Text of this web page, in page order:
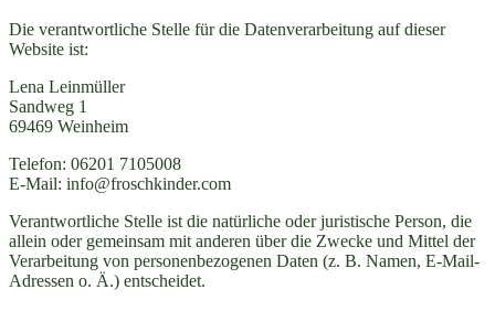
Die verantwortliche Stelle für die Datenverarbeitung auf dieser
Website ist:
Lena Leinmüller
Sandweg 1
69469 Weinheim
Telefon: 06201 7105008
E-Mail: info@froschkinder.com
Verantwortliche Stelle ist die natürliche oder juristische Person, die
allein oder gemeinsam mit anderen über die Zwecke und Mittel der
Verarbeitung von personenbezogenen Daten (z. B. Namen, E-Mail-
Adressen o. Ä.) entscheidet.